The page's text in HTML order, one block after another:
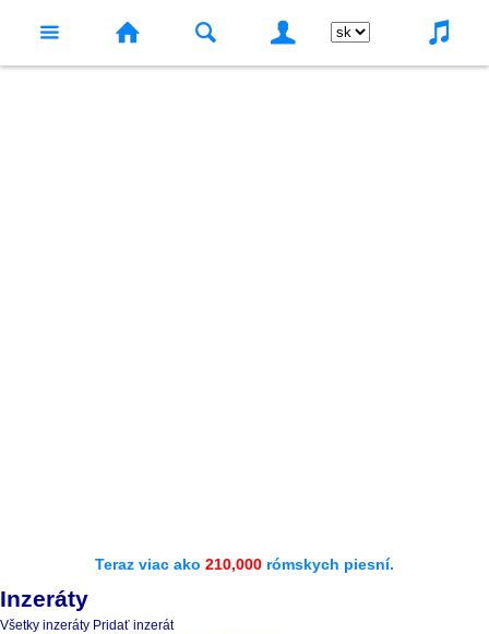
Teraz viac ako 210,000 rómskych piesní.
Inzeráty
Všetky inzeráty Pridať inzerát